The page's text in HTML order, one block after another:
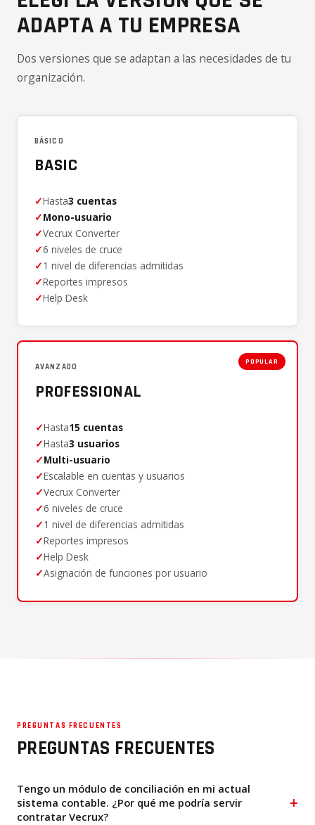
ADAPTA A TU EMPRESA
Dos versiones que se adaptan a las necesidades de tu
organización.
BÁSICO
BASIC
✓Hasta3 cuentas
✓Mono-usuario
✓Vecrux Converter
✓6 niveles de cruce
✓1 nivel de diferencias admitidas
✓Reportes impresos
✓Help Desk
POPULAR
AVANZADO
PROFESSIONAL
✓Hasta15 cuentas
✓Hasta3 usuarios
✓Multi-usuario
✓Escalable en cuentas y usuarios
✓Vecrux Converter
✓6 niveles de cruce
✓1 nivel de diferencias admitidas
✓Reportes impresos
✓Help Desk
✓Asignación de funciones por usuario
PREGUNTAS FRECUENTES
PREGUNTAS FRECUENTES
Tengo un módulo de conciliación en mi actual
sistema contable. ¿Por qué me podría servir
contratar Vecrux?